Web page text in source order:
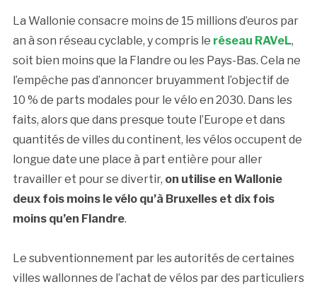
La Wallonie consacre moins de 15 millions d’euros par
an à son réseau cyclable, y compris le réseau RAVeL,
soit bien moins que la Flandre ou les Pays-Bas. Cela ne
l’empêche pas d’annoncer bruyamment l’objectif de
10 % de parts modales pour le vélo en 2030. Dans les
faits, alors que dans presque toute l’Europe et dans
quantités de villes du continent, les vélos occupent de
longue date une place à part entière pour aller
travailler et pour se divertir, on utilise en Wallonie
deux fois moins le vélo qu’à Bruxelles et dix fois
moins qu’en Flandre.
Le subventionnement par les autorités de certaines
villes wallonnes de l’achat de vélos par des particuliers